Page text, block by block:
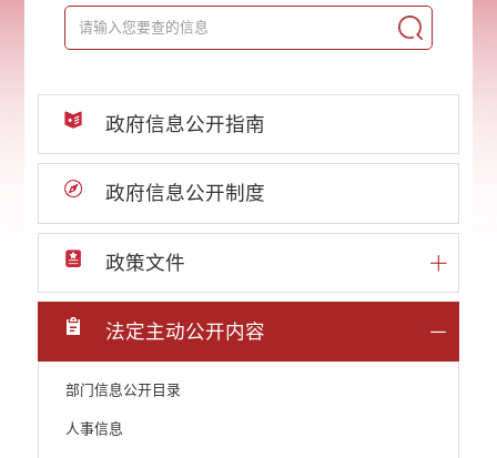
政府信息公开指南
政府信息公开制度
政策文件
法定主动公开内容
部门信息公开目录
人事信息